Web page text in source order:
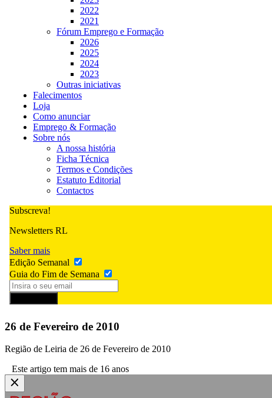
2022
2021
Fórum Emprego e Formação
2026
2025
2024
2023
Outras iniciativas
Falecimentos
Loja
Como anunciar
Emprego & Formação
Sobre nós
A nossa história
Ficha Técnica
Termos e Condições
Estatuto Editorial
Contactos
Subscreva!
Newsletters RL
Saber mais
Edição Semanal
Guia do Fim de Semana
26 de Fevereiro de 2010
Região de Leiria de 26 de Fevereiro de 2010
Este artigo tem mais de 16 anos